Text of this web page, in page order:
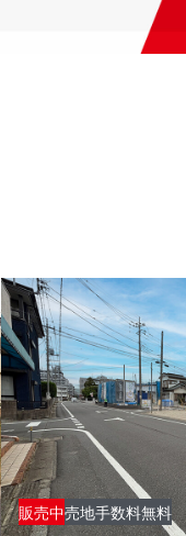
販売中売地手数料無料